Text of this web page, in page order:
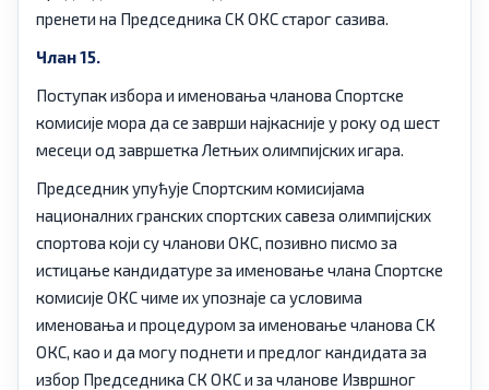
пренети на Председника СК ОКС старог сазива.
Члан 15.
Поступак избора и именовања чланова Спортске
комисије мора да се заврши најкасније у року од шест
месеци од завршетка Летњих олимпијских игара.
Председник упућује Спортским комисијама
националних гранских спортских савеза олимпијских
спортова који су чланови ОКС, позивно писмо за
истицање кандидатуре за именовање члана Спортске
комисије ОКС чиме их упознаје са условима
именовања и процедуром за именовање чланова СК
ОКС, као и да могу поднети и предлог кандидата за
избор Председника СК ОКС и за чланове Извршног